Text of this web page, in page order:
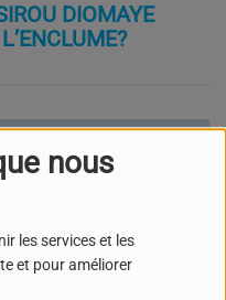
nous
les services et les
et pour améliorer
DIOMAYE